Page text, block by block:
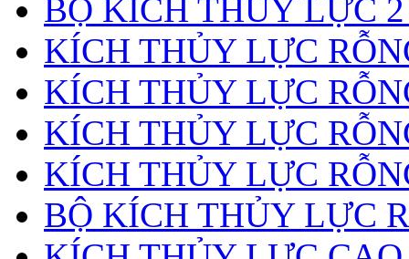
BỘ KÍCH THỦY LỰC
KÍCH THỦY LỰC
KÍCH THỦY LỰC
KÍCH THỦY LỰC
KÍCH THỦY LỰC
BỘ KÍCH THỦY LỰC